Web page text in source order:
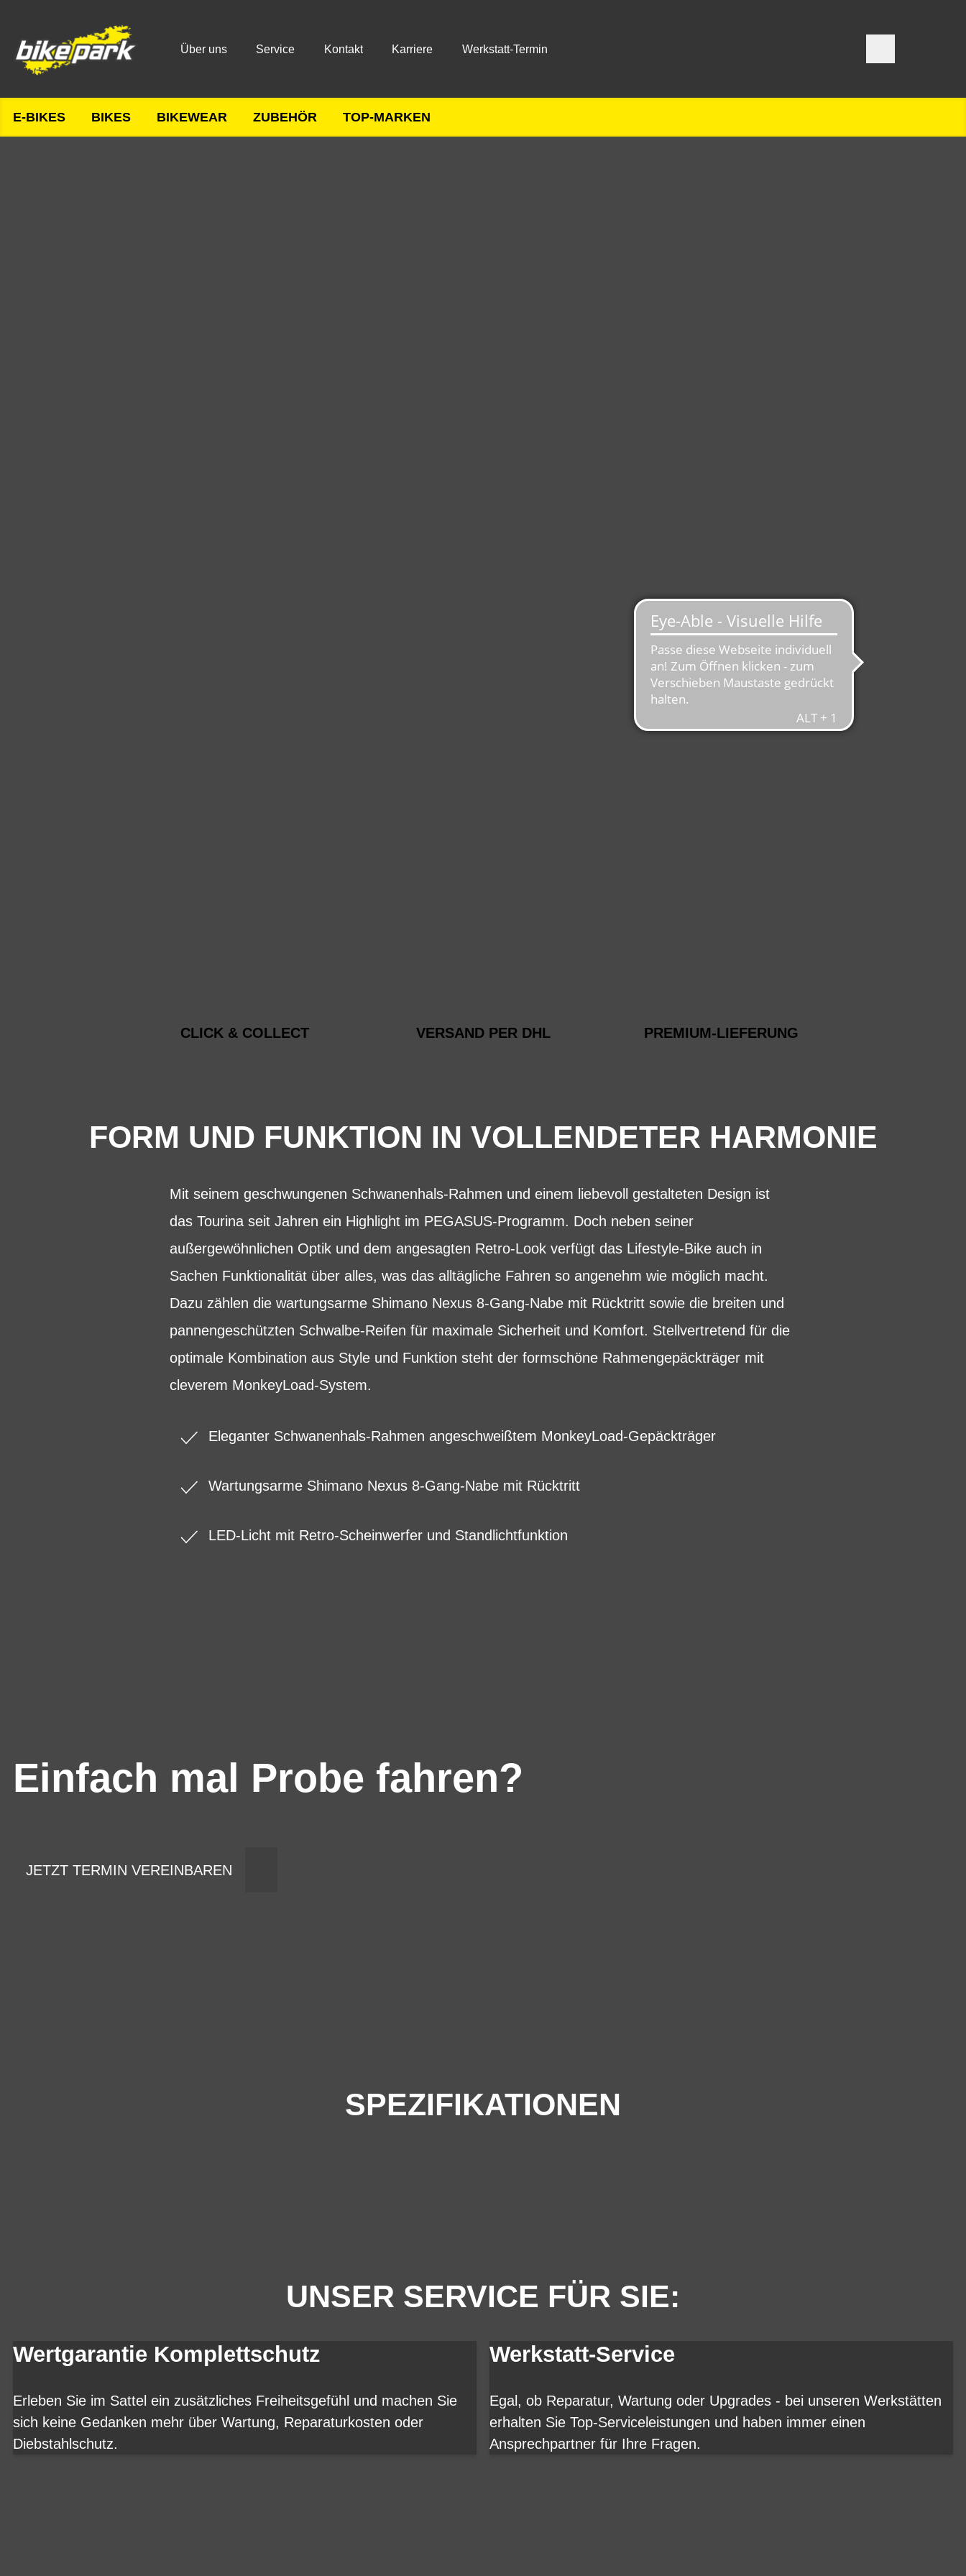
Über uns Service Kontakt Karriere Werkstatt-Termin
E-BIKES BIKES BIKEWEAR ZUBEHÖR TOP-MARKEN
CLICK & COLLECT VERSAND PER DHL PREMIUM-LIEFERUNG
FORM UND FUNKTION IN VOLLENDETER HARMONIE
Mit seinem geschwungenen Schwanenhals-Rahmen und einem liebevoll gestalteten Design ist
das Tourina seit Jahren ein Highlight im PEGASUS-Programm. Doch neben seiner
außergewöhnlichen Optik und dem angesagten Retro-Look verfügt das Lifestyle-Bike auch in
Sachen Funktionalität über alles, was das alltägliche Fahren so angenehm wie möglich macht.
Dazu zählen die wartungsarme Shimano Nexus 8-Gang-Nabe mit Rücktritt sowie die breiten und
pannengeschützten Schwalbe-Reifen für maximale Sicherheit und Komfort. Stellvertretend für die
optimale Kombination aus Style und Funktion steht der formschöne Rahmengepäckträger mit
cleverem MonkeyLoad-System.
Eleganter Schwanenhals-Rahmen angeschweißtem MonkeyLoad-Gepäckträger
Wartungsarme Shimano Nexus 8-Gang-Nabe mit Rücktritt
LED-Licht mit Retro-Scheinwerfer und Standlichtfunktion
Einfach mal Probe fahren?
JETZT TERMIN VEREINBAREN
SPEZIFIKATIONEN
UNSER SERVICE FÜR SIE:
Wertgarantie Komplettschutz
Erleben Sie im Sattel ein zusätzliches Freiheitsgefühl und machen Sie
sich keine Gedanken mehr über Wartung, Reparaturkosten oder
Diebstahlschutz.
Werkstatt-Service
Egal, ob Reparatur, Wartung oder Upgrades - bei unseren Werkstätten
erhalten Sie Top-Serviceleistungen und haben immer einen
Ansprechpartner für Ihre Fragen.